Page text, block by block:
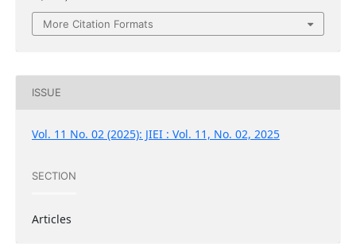
More Citation Formats
ISSUE
Vol. 11 No. 02 (2025): JIEI : Vol. 11, No. 02, 2025
SECTION
Articles